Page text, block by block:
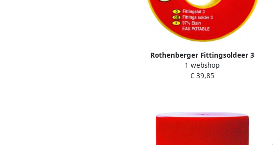
Rothenberger Fittingsoldeer 3
250g ROT045255E
1 webshop
€ 39,85